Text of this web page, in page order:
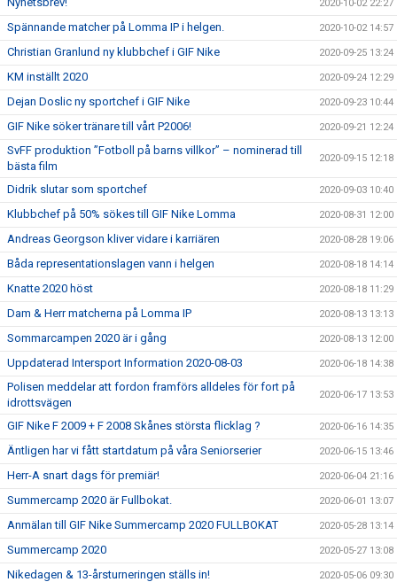
2020-10-02 22:27
Spännande matcher på Lomma IP i helgen. 2020-10-02 14:57
Christian Granlund ny klubbchef i GIF Nike 2020-09-25 13:24
KM inställt 2020 2020-09-24 12:29
Dejan Doslic ny sportchef i GIF Nike 2020-09-23 10:44
GIF Nike söker tränare till vårt P2006! 2020-09-21 12:24
SvFF produktion ”Fotboll på barns villkor” – nominerad till
bästa film
2020-09-15 12:18
Didrik slutar som sportchef 2020-09-03 10:40
Klubbchef på 50% sökes till GIF Nike Lomma 2020-08-31 12:00
Andreas Georgson kliver vidare i karriären 2020-08-28 19:06
Båda representationslagen vann i helgen 2020-08-18 14:14
Knatte 2020 höst 2020-08-18 11:29
Dam & Herr matcherna på Lomma IP 2020-08-13 13:13
Sommarcampen 2020 är i gång 2020-08-13 12:00
Uppdaterad Intersport Information 2020-08-03 2020-06-18 14:38
Polisen meddelar att fordon framförs alldeles för fort på
idrottsvägen
2020-06-17 13:53
GIF Nike F 2009 + F 2008 Skånes största flicklag ? 2020-06-16 14:35
Äntligen har vi fått startdatum på våra Seniorserier 2020-06-15 13:46
Herr-A snart dags för premiär! 2020-06-04 21:16
Summercamp 2020 är Fullbokat. 2020-06-01 13:07
Anmälan till GIF Nike Summercamp 2020 FULLBOKAT 2020-05-28 13:14
Summercamp 2020 2020-05-27 13:08
Nikedagen & 13-årsturneringen ställs in! 2020-05-06 09:30